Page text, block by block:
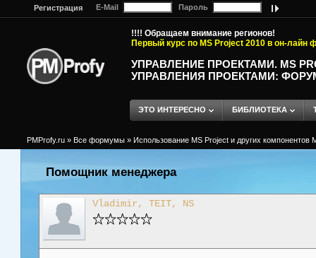
Регистрация E-Mail Пароль
!!!! Обращаем внимание регионов!
Первый курс по MS Project 2010 в он-лайн
УПРАВЛЕНИЕ ПРОЕКТАМИ. MS
УПРАВЛЕНИЯ ПРОЕКТАМИ:
ЭТО ИНТЕРЕСНО БИБЛИОТЕКА
PMProfy.ru » Все формумы » Использование MS Project и других компонентов
Помощник менеджера
Vladimir, TEIT, NS